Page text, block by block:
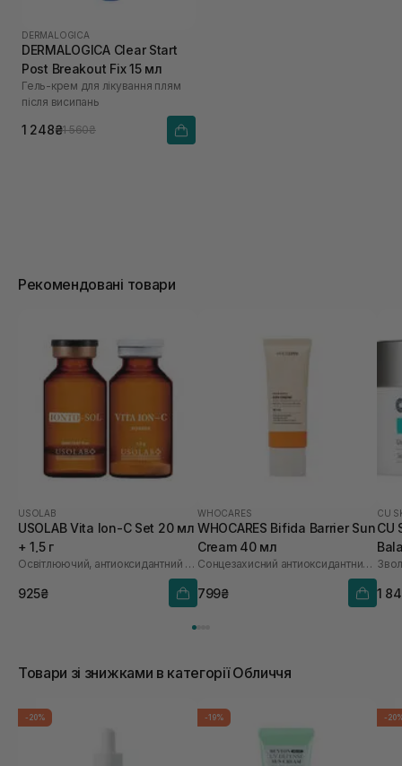
DERMALOGICA
DERMALOGICA Clear Start
Post Breakout Fix 15 мл
Гель-крем для лікування плям
після висипань
1 248₴1 560₴
Рекомендовані товари
USOLAB
USOLAB Vita Ion-C Set 20 мл
+ 1,5 г
Освітлюючий, антиоксидантний та омолоджуючий набір
925₴
WHOCARES
WHOCARES Bifida Barrier Sun
Cream 40 мл
Сонцезахисний антиоксидантний крем
799₴
CU
CU
1
Товари зі знижками в категорії Обличчя
-20% -19% -